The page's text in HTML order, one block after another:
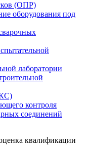
(ОПР)
оборудования под
лаборатории
контроля
соединений
квалификации